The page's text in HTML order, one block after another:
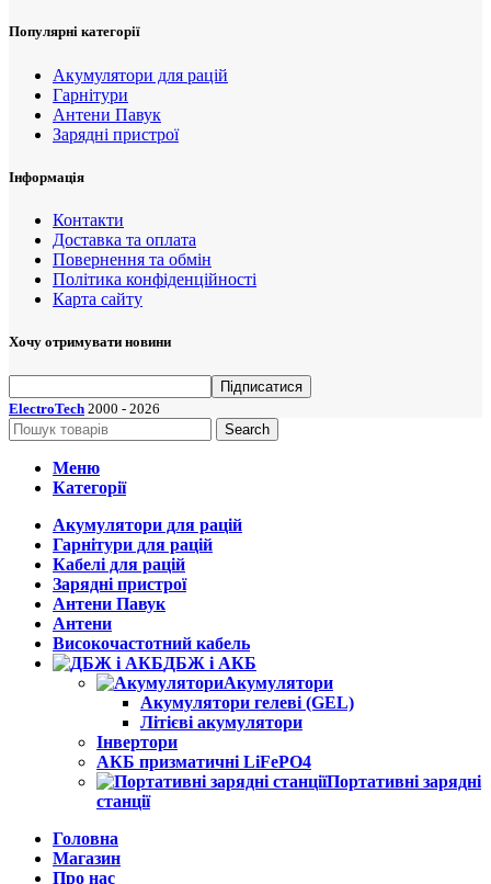
Популярні категорії
Акумулятори для рацій
Гарнітури
Антени Павук
Зарядні пристрої
Інформація
Контакти
Доставка та оплата
Повернення та обмін
Політика конфіденційності
Карта сайту
Хочу отримувати новини
ElectroTech 2000 - 2026
Search
Меню
Категорії
Акумулятори для рацій
Гарнітури для рацій
Кабелі для рацій
Зарядні пристрої
Антени Павук
Антени
Високочастотний кабель
ДБЖ і АКБ
Акумулятори
Акумулятори гелеві (GEL)
Літієві акумулятори
Інвертори
АКБ призматичні LiFePO4
Портативні зарядні
станції
Головна
Магазин
Про нас